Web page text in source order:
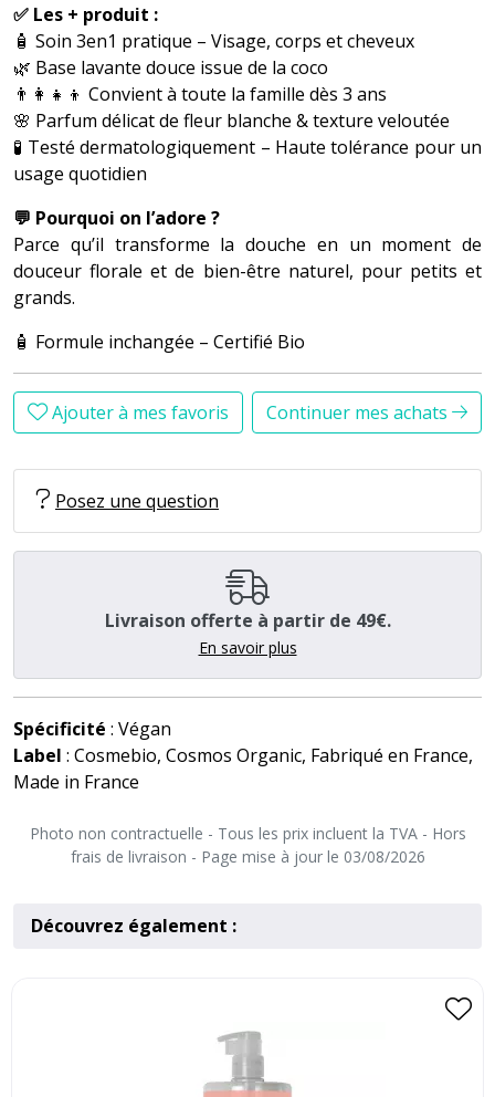
✅ Les + produit :
🧴 Soin 3en1 pratique – Visage, corps et cheveux
🌿 Base lavante douce issue de la coco
👨‍👩‍👧‍👦 Convient à toute la famille dès 3 ans
🌸 Parfum délicat de fleur blanche & texture veloutée
🧪 Testé dermatologiquement – Haute tolérance pour un
usage quotidien
💬 Pourquoi on l’adore ?
Parce qu’il transforme la douche en un moment de
douceur florale et de bien-être naturel, pour petits et
grands.
🧴 Formule inchangée – Certifié Bio
Ajouter à mes favoris Continuer mes achats
Posez une question
Livraison offerte à partir de 49€.
En savoir plus
Spécificité : Végan
Label : Cosmebio, Cosmos Organic, Fabriqué en France,
Made in France
Photo non contractuelle - Tous les prix incluent la TVA - Hors
frais de livraison - Page mise à jour le 03/08/2026
Découvrez également :